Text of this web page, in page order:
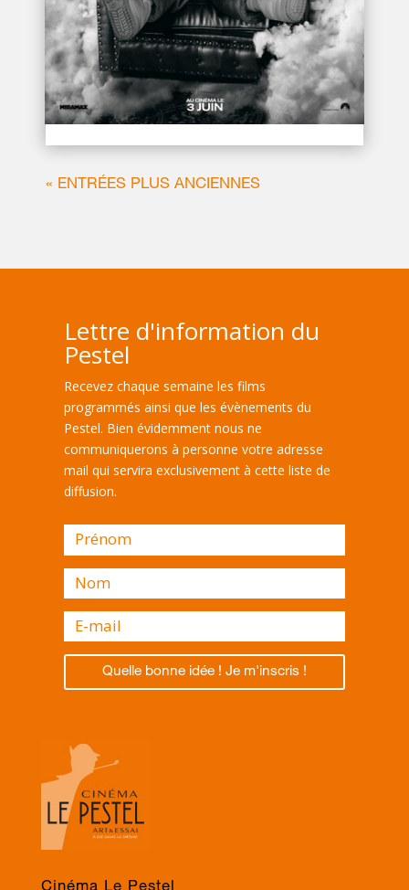
SCARY MOVIE
« ENTRÉES PLUS ANCIENNES
Lettre d'information du
Pestel
Recevez chaque semaine les films
programmés ainsi que les évènements du
Pestel. Bien évidemment nous ne
communiquerons à personne votre adresse
mail qui servira exclusivement à cette liste de
diffusion.
Quelle bonne idée ! Je m'inscris !